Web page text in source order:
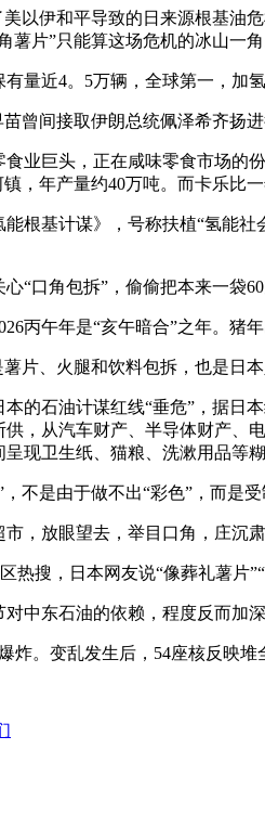
伊和平导致的日来源根基油危
片”只能算这场危机的冰山一角
近4。5万辆，全球第一，加氢
间接取伊朗总统佩泽希齐扬进
巨头，正在咸味零食市场的
，年产量约40万吨。而卡乐比
基计谋》，号称扶植“氢能社
角包拆”，偷偷把本来一袋60
午年是“亥午暗合”之年。猪
、火腿和饮料包拆，也是日本
石油计谋红线“垂危”，据日本
，从汽车财产、半导体财产、
现卫生纸、猫粮、洗漱用品等
是由于做不出“彩色”，而是
放眼望去，举目口角，庄沉肃
搜，日本网友说“像葬礼薯片”“
东石油的依赖，程度反而加
。变乱发生后，54座核反映堆